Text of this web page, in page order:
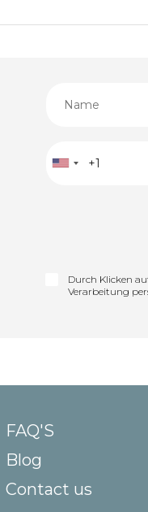
Durch Klicken
Verarbeitung
FAQ'S
Blog
Contact us